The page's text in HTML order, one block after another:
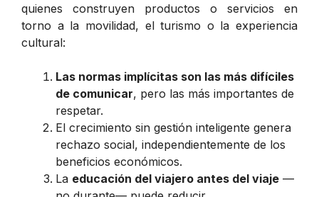
quienes construyen productos o servicios en
torno a la movilidad, el turismo o la experiencia
cultural:
Las normas implícitas son las más difíciles
de comunicar, pero las más importantes de
respetar.
El crecimiento sin gestión inteligente genera
rechazo social, independientemente de los
beneficios económicos.
La educación del viajero antes del viaje —